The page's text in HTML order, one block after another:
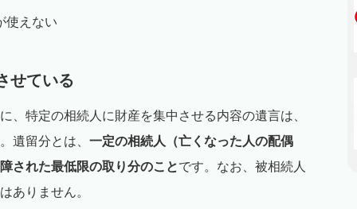
使えない
せている
、特定の相続人に財産を集中させる内容の遺言は、
遺留分とは、 一定の相続人（亡くなった人の配偶
された最低限の取り分のことです。なお、被相続人
ありません。